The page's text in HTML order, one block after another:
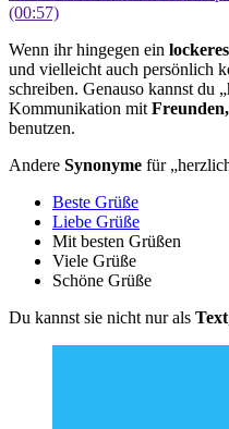
(00:57)
Wenn ihr hingegen ein
und vielleicht auch persönlich
schreiben. Genauso kannst du
Kommunikation mit
benutzen.
Andere Synonyme für
Beste Grüße
Liebe Grüße
Mit besten Grüßen
Viele Grüße
Schöne Grüße
Du kannst sie nicht nur als Text